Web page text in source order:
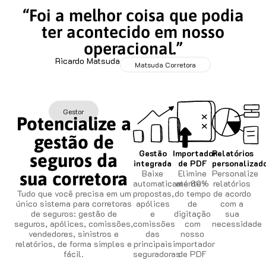
“Foi a melhor coisa que podia
ter acontecido em nosso
operacional.”
Ricardo Matsuda Matsuda Corretora
Gestor
Potencialize a
gestão de
seguros da
sua corretora
Tudo que você precisa em um
único sistema para corretoras
de seguros: gestão de
seguros, apólices, comissões,
vendedores, sinistros e
relatórios, de forma simples e
fácil.
Gestão
integrada
Baixe
automaticamente
propostas,
apólices
e
comissões
das
principais
seguradoras
Importador
de PDF
Elimine
até 80%
do tempo
de
digitação
com
nosso
importador
de PDF
Relatórios
Personalize
relatórios
de acordo
com a
sua
necessidade